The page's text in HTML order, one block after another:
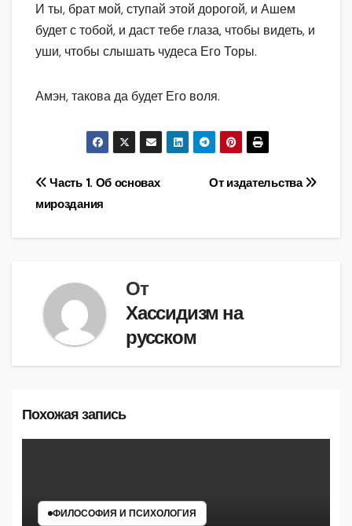
И ты, брат мой, ступай этой дорогой, и Ашем
будет с тобой, и даст тебе глаза, чтобы видеть, и
уши, чтобы слышать чудеса Его Торы.
Амэн, такова да будет Его воля.
Навигация
по
От издательства
Часть 1. Об основах
мироздания
От
Хассидизм на
русском
Похожая запись
ФИЛОСОФИЯ И ПСИХОЛОГИЯ